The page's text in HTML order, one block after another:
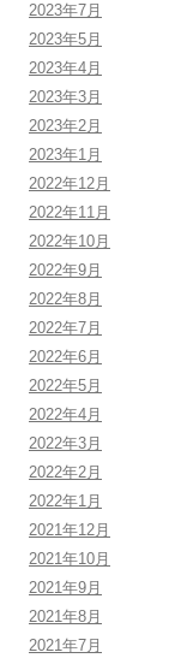
2023年7月
2023年5月
2023年4月
2023年3月
2023年2月
2023年1月
2022年12月
2022年11月
2022年10月
2022年9月
2022年8月
2022年7月
2022年6月
2022年5月
2022年4月
2022年3月
2022年2月
2022年1月
2021年12月
2021年10月
2021年9月
2021年8月
2021年7月